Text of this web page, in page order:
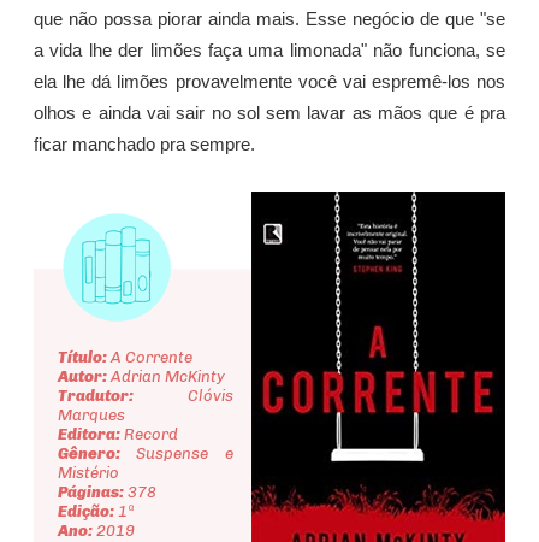
que não possa piorar ainda mais. Esse negócio de que "se
a vida lhe der limões faça uma limonada" não funciona, se
ela lhe dá limões provavelmente você vai espremê-los nos
olhos e ainda vai sair no sol sem lavar as mãos que é pra
ficar manchado pra sempre.
Título:A Corrente
Autor:Adrian McKinty
Tradutor:Clóvis
Marques
Editora:Record
Gênero:Suspense e
Mistério
Páginas:378
Edição:1ª
Ano:2019